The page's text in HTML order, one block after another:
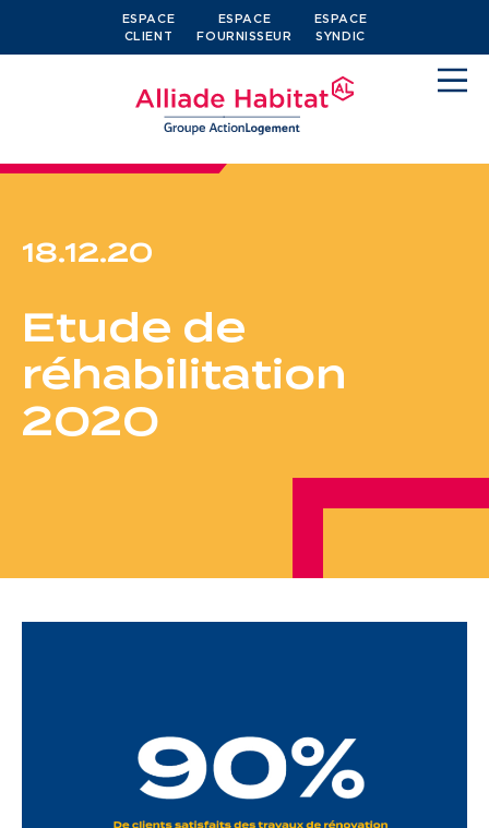
ESPACE
CLIENT
ESPACE
FOURNISSEUR
ESPACE
SYNDIC
Je cherche un logement
J’ai moins de 30 ans
Je suis salarié
Innovation
18.12.20
Etude de
réhabilitation
2020